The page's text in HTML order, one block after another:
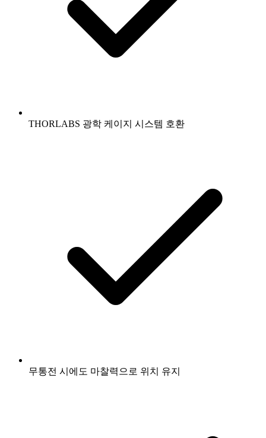
THORLABS 광학 케이지 시스템 호환
무통전 시에도 마찰력으로 위치 유지